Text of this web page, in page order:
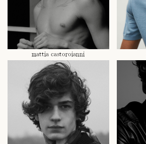
mattia castoroianni